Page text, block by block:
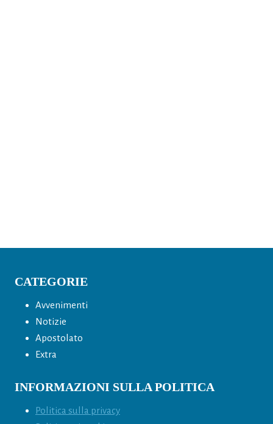
CATEGORIE
Avvenimenti
Notizie
Apostolato
Extra
INFORMAZIONI SULLA POLITICA
Politica sulla privacy